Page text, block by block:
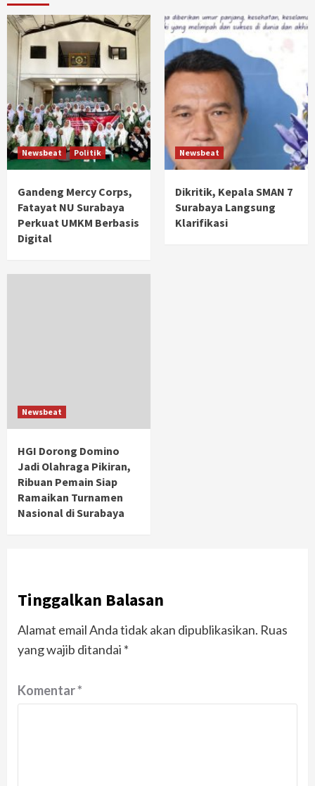
Newsbeat Politik
Gandeng Mercy Corps,
Fatayat NU Surabaya
Perkuat UMKM Berbasis
Digital
Newsbeat
Dikritik, Kepala SMAN 7
Surabaya Langsung
Klarifikasi
Newsbeat
HGI Dorong Domino
Jadi Olahraga Pikiran,
Ribuan Pemain Siap
Ramaikan Turnamen
Nasional di Surabaya
Tinggalkan Balasan
Alamat email Anda tidak akan dipublikasikan. Ruas
yang wajib ditandai *
Komentar*